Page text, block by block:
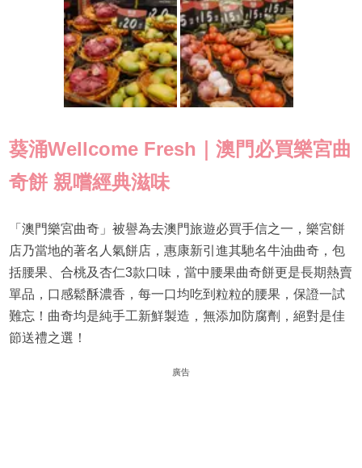
葵涌Wellcome Fresh｜澳門必買樂宮曲
奇餅 親嚐經典滋味
「澳門樂宮曲奇」被譽為去澳門旅遊必買手信之一，樂宮餅
店乃當地的著名人氣餅店，惠康新引進其馳名牛油曲奇，包
括腰果、合桃及杏仁3款口味，當中腰果曲奇餅更是長期熱賣
單品，口感鬆酥濃香，每一口均吃到粒粒的腰果，保證一試
難忘！曲奇均是純手工新鮮製造，無添加防腐劑，絕對是佳
節送禮之選！
廣告